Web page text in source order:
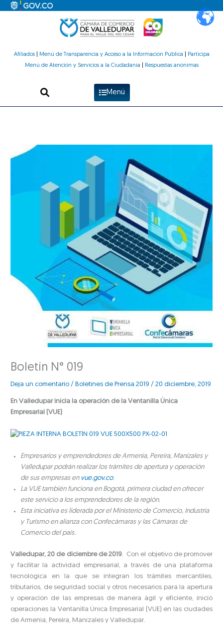
Afiliados| Menú de Transparencia y Acceso a la Información Pública
Participa
Menú de Atención y Servicios a la Ciudadanía
Respuestas anónimas
Menú
Boletín N° 019
Deja un comentario / Boletines de Prensa 2019 /20 diciembre, 2019
En Valledupar inicia la operación de la Ventanilla Única
Empresarial (VUE)
Empresarios y emprendedores de Armenia, Pereira, Manizales y
Valledupar podrán realizar los trámites de apertura y operación
de sus empresas en vue.gov.co.
La VUE también funciona en Bogotá, primera ciudad en ofrecer
este servicio a los emprendedores de la región.
Esta iniciativa es liderada por el Ministerio de Comercio, Industria
y Turismo en alianza con Confecámaras y las Cámaras de
Comercio del país.
Valledupar, 20 de diciembre de 2019. Con el objetivo de promover
y facilitar la actividad empresarial, a través de una plataforma
tecnológica en la que se integran los trámites mercantiles,
tributarios, de seguridad social y otros necesarios para la apertura
y operación de las empresas de manera ágil y eficiente, inició
operaciones la Ventanilla Única Empresarial (VUE) en las ciudades
de Armenia, Pereira, Manizales y Valledupar.